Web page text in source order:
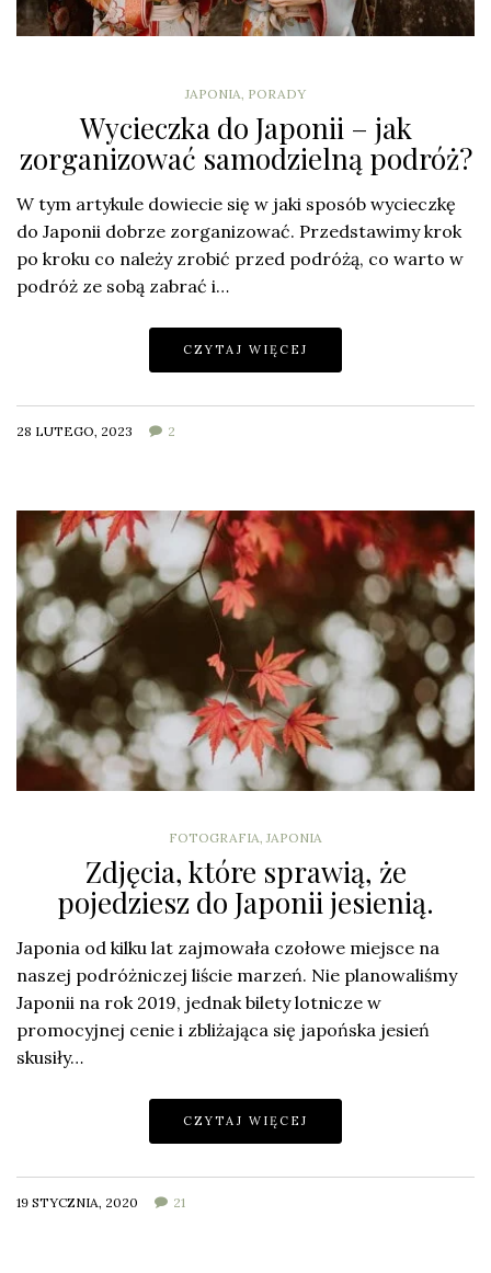
JAPONIA PORADY
Wycieczka do Japonii – jak
zorganizować samodzielną podróż?
W tym artykule dowiecie się w jaki sposób wycieczkę
do Japonii dobrze zorganizować. Przedstawimy krok
po kroku co należy zrobić przed podróżą, co warto w
podróż ze sobą zabrać i…
CZYTAJ WIĘCEJ
28 LUTEGO, 2023 2
FOTOGRAFIA, JAPONIA
Zdjęcia, które sprawią, że
pojedziesz do Japonii jesienią.
Japonia od kilku lat zajmowała czołowe miejsce na
naszej podróżniczej liście marzeń. Nie planowaliśmy
Japonii na rok 2019, jednak bilety lotnicze w
promocyjnej cenie i zbliżająca się japońska jesień
skusiły…
CZYTAJ WIĘCEJ
19 STYCZNIA, 2020 21